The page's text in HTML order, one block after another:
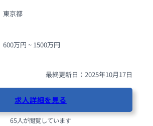
東京都
600万円 ~ 1500万円
最終更新日：2025年10月17日
求人詳細を見る
65人が閲覧しています